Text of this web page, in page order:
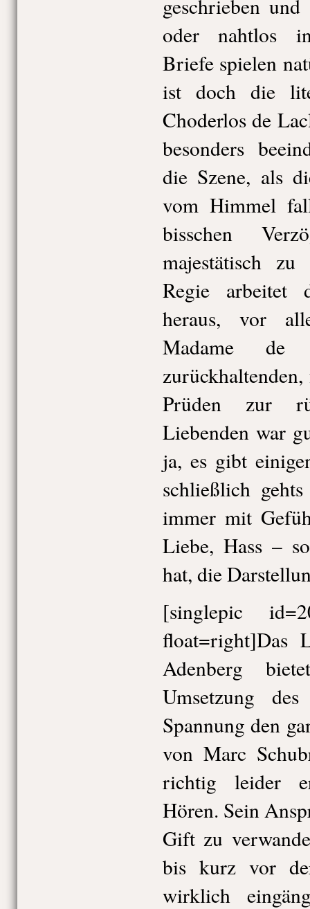
geschrieben
oder nahtlos
Briefe spielen
ist doch die
Choderlos de
besonders
die Szene, als
vom Himmel
bisschen
majestätisch
Regie arbeitet
heraus, vor
Madame
Prüden zur
Liebenden war
ja, es gibt
schließlich
immer mit
Liebe, Hass –
hat, die
[singlepic
float=right]Das
Adenberg
Umsetzung
Spannung den
von Marc
richtig leider
Hören. Sein
Gift zu
bis kurz vor
wirklich